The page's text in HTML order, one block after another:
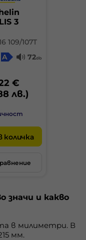
3
109/107T
A 72db
€
лв.)
количка
значи и какво
в милиметри. В
мм.